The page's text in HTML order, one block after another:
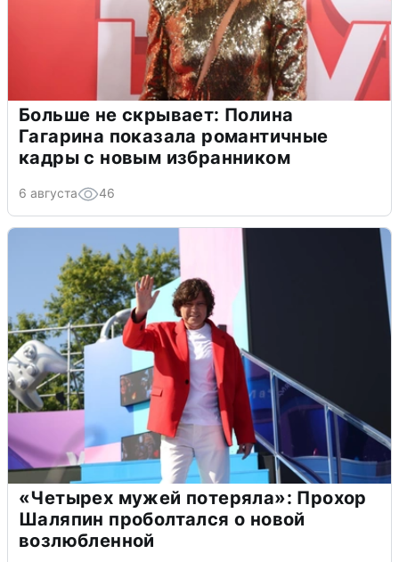
Больше не скрывает: Полина
Гагарина показала романтичные
кадры с новым избранником
6 августа 46
«Четырех мужей потеряла»: Прохор
Шаляпин проболтался о новой
возлюбленной